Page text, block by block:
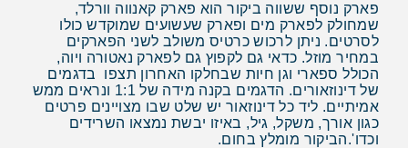
פארק נוסף ששווה ביקור הוא פארק קאנווה וורלד,
שמחולק לפארק מים ופארק שעשועים שמוקדש כולו
לסרטים. ניתן לרכוש כרטיס משולב לשני הפארקים
במחיר מוזל. כדאי גם לקפוץ גם לפארק נאטורה ויוה,
הכולל ספארי וגן חיות שבחלקו האחרון תצפו בדגמים
של דינוזאורים. הדגמים בקנה מידה של 1:1 ונראים ממש
אמיתיים. ליד כל דינוזאור יש שלט שבו מצויינים פרטים
כגון אורך, משקל, גיל, באיזו יבשת נמצאו השרידים
וכדו'.הביקור מומלץ בחום.